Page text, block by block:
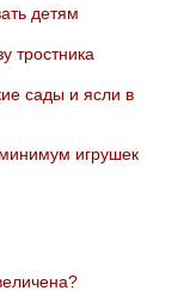
детям
тростника
сады и ясли в
игрушек